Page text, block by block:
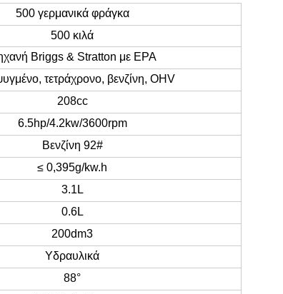
500 γερμανικά φράγκα
500 κιλά
Briggs & Stratton με EPA
τετράχρονο, βενζίνη, OHV
208cc
6.5hp/4.2kw/3600rpm
Βενζίνη 92#
≤ 0,395g/kw.h
3.1L
0.6L
200dm3
Υδραυλικά
88°